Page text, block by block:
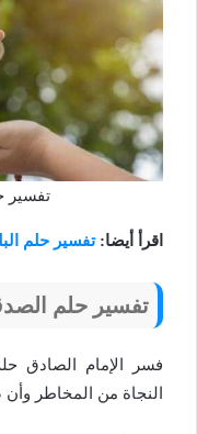
تفسير
اقرأ أيضا:تفسير حلم
تفسير حلم
فسر الإمام الصادق
النجاة من المخاطر وأن